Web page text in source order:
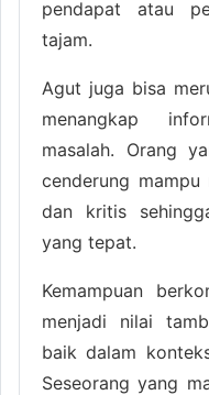
pendapat atau
tajam.
Agut juga bisa
menangkap
masalah. Orang
cenderung
dan kritis
yang tepat.
Kemampuan
menjadi nilai
baik dalam
Seseorang yang